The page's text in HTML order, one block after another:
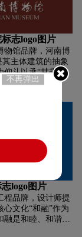
办学特色。篆字图
题写的校名标准
是学校的建校年份
名称，凸显了学校
史。校徽外圈是继
工科大学时期校徽
形图样，象征河海
、坚韧不拔的崇高
南京市市花，喻示
同时梅花瓣形图
色。
志logo图片
物馆品牌，河南博
其主体建筑的抽象
仰斗以承“甘露”，
纳“地气”。上下三
域为圆点，亦有
意。主体造型又像
是计时工具，沙
说，河南博物馆
感来自河南登封古
logo图片
程品牌，设计师提
心文化“和融”作为
是和睦、和谐、
不再弹出